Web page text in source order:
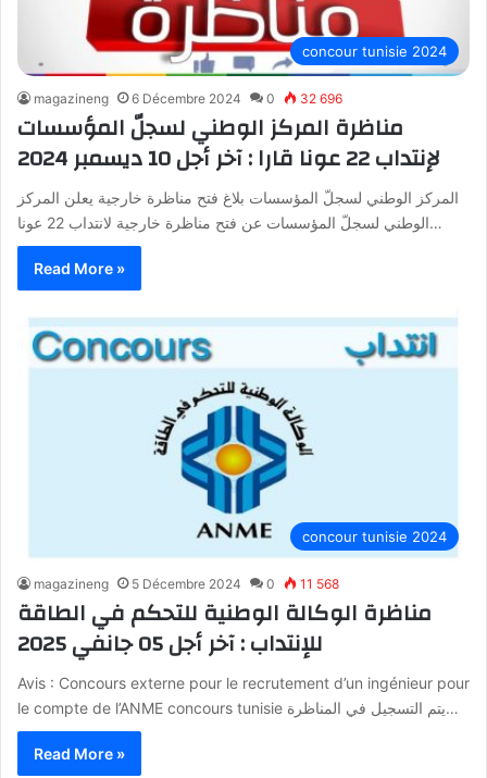
concour tunisie 2024
magazineng 6 Décembre 2024 0 32 696
مناظرة المركز الوطني لسجلّ المؤسسات
لإنتداب 22 عونا قارا : آخر أجل 10 ديسمبر 2024
المركز الوطني لسجلّ المؤسسات بلاغ فتح مناظرة خارجية يعلن المركز
الوطني لسجلّ المؤسسات عن فتح مناظرة خارجية لانتداب 22 عونا…
Read More »
concour tunisie 2024
magazineng 5 Décembre 2024 0 11 568
مناظرة الوكالة الوطنية للتحكم في الطاقة
للإنتداب : آخر أجل 05 جانفي 2025
Avis : Concours externe pour le recrutement d’un ingénieur pour
le compte de l’ANME concours tunisie يتم التسجيل في المناظرة…
Read More »